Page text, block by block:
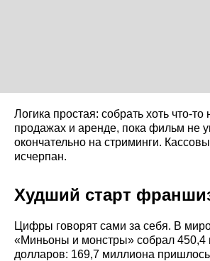
Логика простая: собрать хоть что-
продажах и аренде, пока фильм не
окончательно на стриминги.
исчерпан.
Худший старт
Цифры говорят сами за себя. В
«Миньоны и монстры» собрал 450,4
долларов: 169,7 миллиона